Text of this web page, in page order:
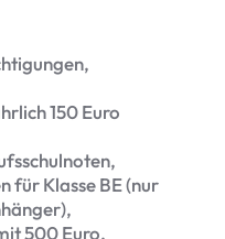
150 Euro
für Klasse BE (nur
500 Euro,